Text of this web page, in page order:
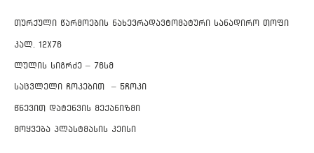
თურქული წარმოების ნახევრადავტომატური სანადირო თოფი
კალ. 12X76
ლულის სიგრძე – 76სმ
საცვლელი ჩოკებით – 5ჩოკი
წნევით დატენვის მექანიზმი
მოყვება პლასტმასის კეისი